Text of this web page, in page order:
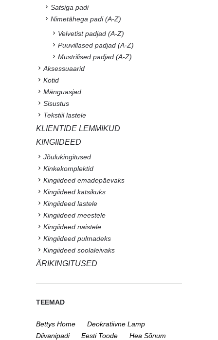
Satsiga padi
Nimetähega padi (A-Z)
Velvetist padjad (A-Z)
Puuvillased padjad (A-Z)
Mustrilised padjad (A-Z)
Aksessuaarid
Kotid
Mänguasjad
Sisustus
Tekstiil lastele
KLIENTIDE LEMMIKUD
KINGIIDEED
Jõulukingitused
Kinkekomplektid
Kingiideed emadepäevaks
Kingiideed katsikuks
Kingiideed lastele
Kingiideed meestele
Kingiideed naistele
Kingiideed pulmadeks
Kingiideed soolaleivaks
ÄRIKINGITUSED
TEEMAD
Bettys Home
Deokratiivne Lamp
Diivanipadi
Eesti Toode
Hea Sõnum